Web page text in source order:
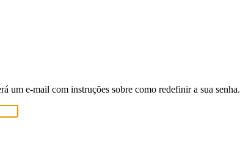
um e-mail com instruções sobre como redefinir a sua senha.